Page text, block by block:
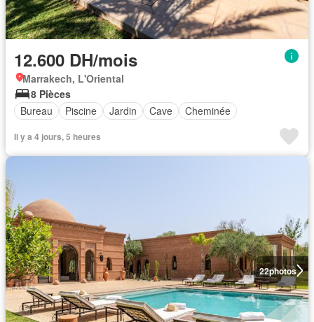
12.600 DH/mois
Marrakech, L'Oriental
8 Pièces
Bureau
Piscine Jardin Cave Cheminée
Il y a 4 jours, 5 heures
22photos